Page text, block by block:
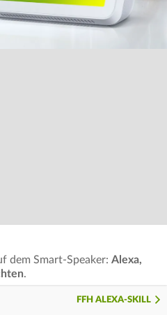
dem Smart-Speaker: Alexa,
.
FFH ALEXA-SKILL